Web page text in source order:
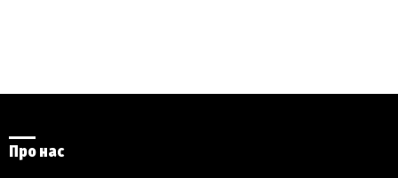
Про нас